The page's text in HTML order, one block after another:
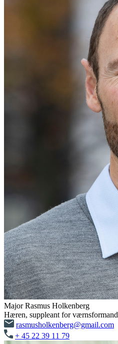
Major Rasmus Holkenberg
Hæren, suppleant for værnsformand
rasmusholkenberg@gmail.com
+ 45 22 39 11 79